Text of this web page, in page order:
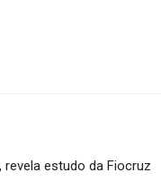
estudo da Fiocruz